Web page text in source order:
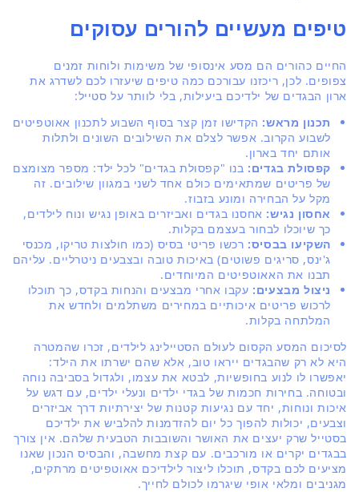
טיפים מעשיים להורים עסוקים
החיים כהורים הם מסע אינסופי של משימות ולוחות זמנים
צפופים. לכן, ריכזנו עבורכם כמה טיפים שיעזרו לכם לשדרג את
ארון הבגדים של ילדיכם ביעילות, בלי לוותר על סטייל:
תכנון מראש: הקדישו זמן קצר בסוף השבוע לתכנון אאוטפיטים
לשבוע הקרוב. אפשר לצלם את השילובים השונים ולתלות
אותם יחד בארון.
קפסולת בגדים: בנו "קפסולת בגדים" לכל ילד: מספר מצומצם
של פריטים שמתאימים כולם אחד לשני במגוון שילובים. זה
מקל על הבחירה ומונע בזבוז.
אחסון נגיש: אחסנו בגדים ואביזרים באופן נגיש ונוח לילדים,
כך שיוכלו לבחור בעצמם בקלות.
השקיעו בבסיס: רכשו פריטי בסיס (כמו חולצות טריקו, מכנסי
ג'ינס, סריגים פשוטים) באיכות טובה ובצבעים ניטרליים. עליהם
תבנו את האאוטפיטים המיוחדים.
ניצול מבצעים: עקבו אחרי מבצעים והנחות בקדס, כך תוכלו
לרכוש פריטים איכותיים במחירים משתלמים ולחדש את
המלתחה בקלות.
לסיכום המסע הקסום לעולם הסטיילינג לילדים, זכרו שהמטרה
היא לא רק שהבגדים ייראו טוב, אלא שהם ישרתו את הילד:
יאפשרו לו לנוע בחופשיות, לבטא את עצמו, ולגדול בסביבה נוחה
ובטוחה. בחירות חכמות של בגדי ילדים ונעלי ילדים, עם דגש על
איכות ונוחות, יחד עם נגיעות קטנות של יצירתיות דרך אביזרים
וצבעים, יכולות להפוך כל יום להזדמנות להלביש את ילדיכם
בסטייל שרק יעצים את האושר והשובבות הטבעית שלהם. אין צורך
בבגדים יקרים או מורכבים. עם קצת מחשבה, והבסיס הנכון שאנו
מציעים לכם בקדס, תוכלו ליצור לילדיכם אאוטפיטים מרתקים,
מגניבים ומלאי אופי שיגרמו לכולם לחייך.